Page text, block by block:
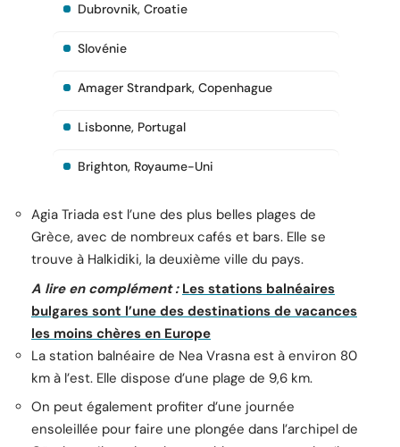
Dubrovnik, Croatie
Slovénie
Amager Strandpark, Copenhague
Lisbonne, Portugal
Brighton, Royaume-Uni
Agia Triada est l’une des plus belles plages de
Grèce, avec de nombreux cafés et bars. Elle se
trouve à Halkidiki, la deuxième ville du pays.
A lire en complément : Les stations balnéaires
bulgares sont l’une des destinations de vacances
les moins chères en Europe
La station balnéaire de Nea Vrasna est à environ 80
km à l’est. Elle dispose d’une plage de 9,6 km.
On peut également profiter d’une journée
ensoleillée pour faire une plongée dans l’archipel de